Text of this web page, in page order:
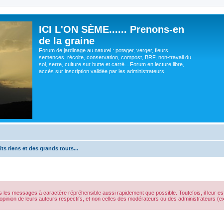
ICI L'ON SÈME...... Prenons-en
de la graine
Forum de jardinage au naturel : potager, verger, fleurs,
semences, récolte, conservation, compost, BRF, non-travail du
sol, serre, culture sur butte et carré…Forum en lecture libre,
accès sur inscription validée par les administrateurs.
riens et des grands touts...
messages à caractère répréhensible aussi rapidement que possible. Toutefois, il leur
de leurs auteurs respectifs, et non celles des modérateurs ou des administrateurs